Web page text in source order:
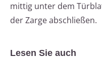
mittig unter dem
der Zarge abschließen.
Lesen Sie auch